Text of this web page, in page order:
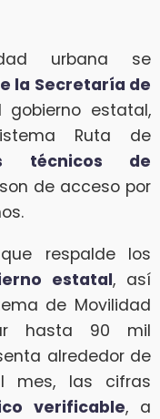
urbana se
la Secretaría de
gobierno estatal,
Ruta de
técnicos de
de acceso por
respalde los
estatal, así
de Movilidad
hasta 90 mil
alrededor de
mes, las cifras
verificable, a